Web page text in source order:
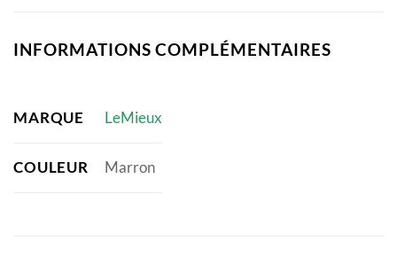
INFORMATIONS COMPLÉMENTAIRES
MARQUE LeMieux
COULEUR Marron